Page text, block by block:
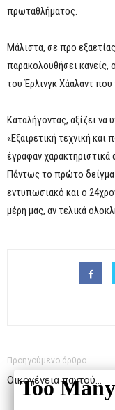
πρωταθλήματος.
Μάλιστα, σε προ
παρακολουθήσει κανείς,
του Έρλινγκ Χάαλαντ
Καταλήγοντας, αξίζει
«Εξαιρετική τεχνική
έγραφαν χαρακτηριστικά
Πάντως το πρώτο
εντυπωσιακό και ο
μέρη μας, αν τελικά
Προηγούμενο άρθρο
Οικογένεια παντού…